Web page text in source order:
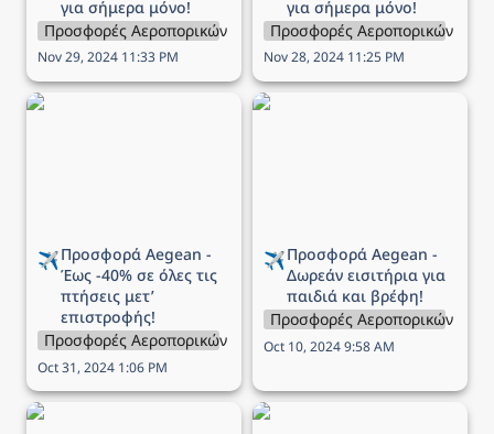
για σήμερα μόνο!
Προσφορές Αεροπορικών Εταιρειών
Nov 29, 2024 11:33 PM
για σήμερα μόνο!
Προσφορές Αεροπορικών
Nov 28, 2024 11:25 PM
Προσφορά Aegean - Έως
✈️
Έως -40% σε όλες τις
πτήσεις μετ’
επιστροφής!
Προσφορές Αεροπορικών Εταιρειών
Oct 31, 2024 1:06 PM
Προσφορά Aegean -
✈️
Δωρεάν εισιτήρια για
παιδιά και βρέφη!
Προσφορές Αεροπορικών
Oct 10, 2024 9:58 AM
Πως να οργανώσετε ένα
Πως να οργανώσετε